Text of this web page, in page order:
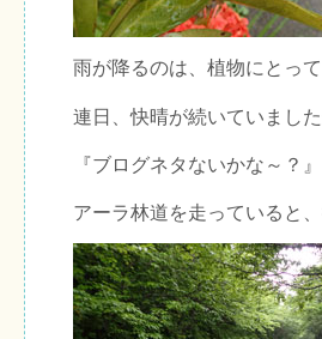
雨が降るのは、植物にとっ
連日、快晴が続いていまし
『ブログネタないかな～？
アーラ林道を走っていると